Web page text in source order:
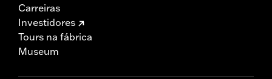
Carreiras
Investidores
Tours na fábrica
Museum